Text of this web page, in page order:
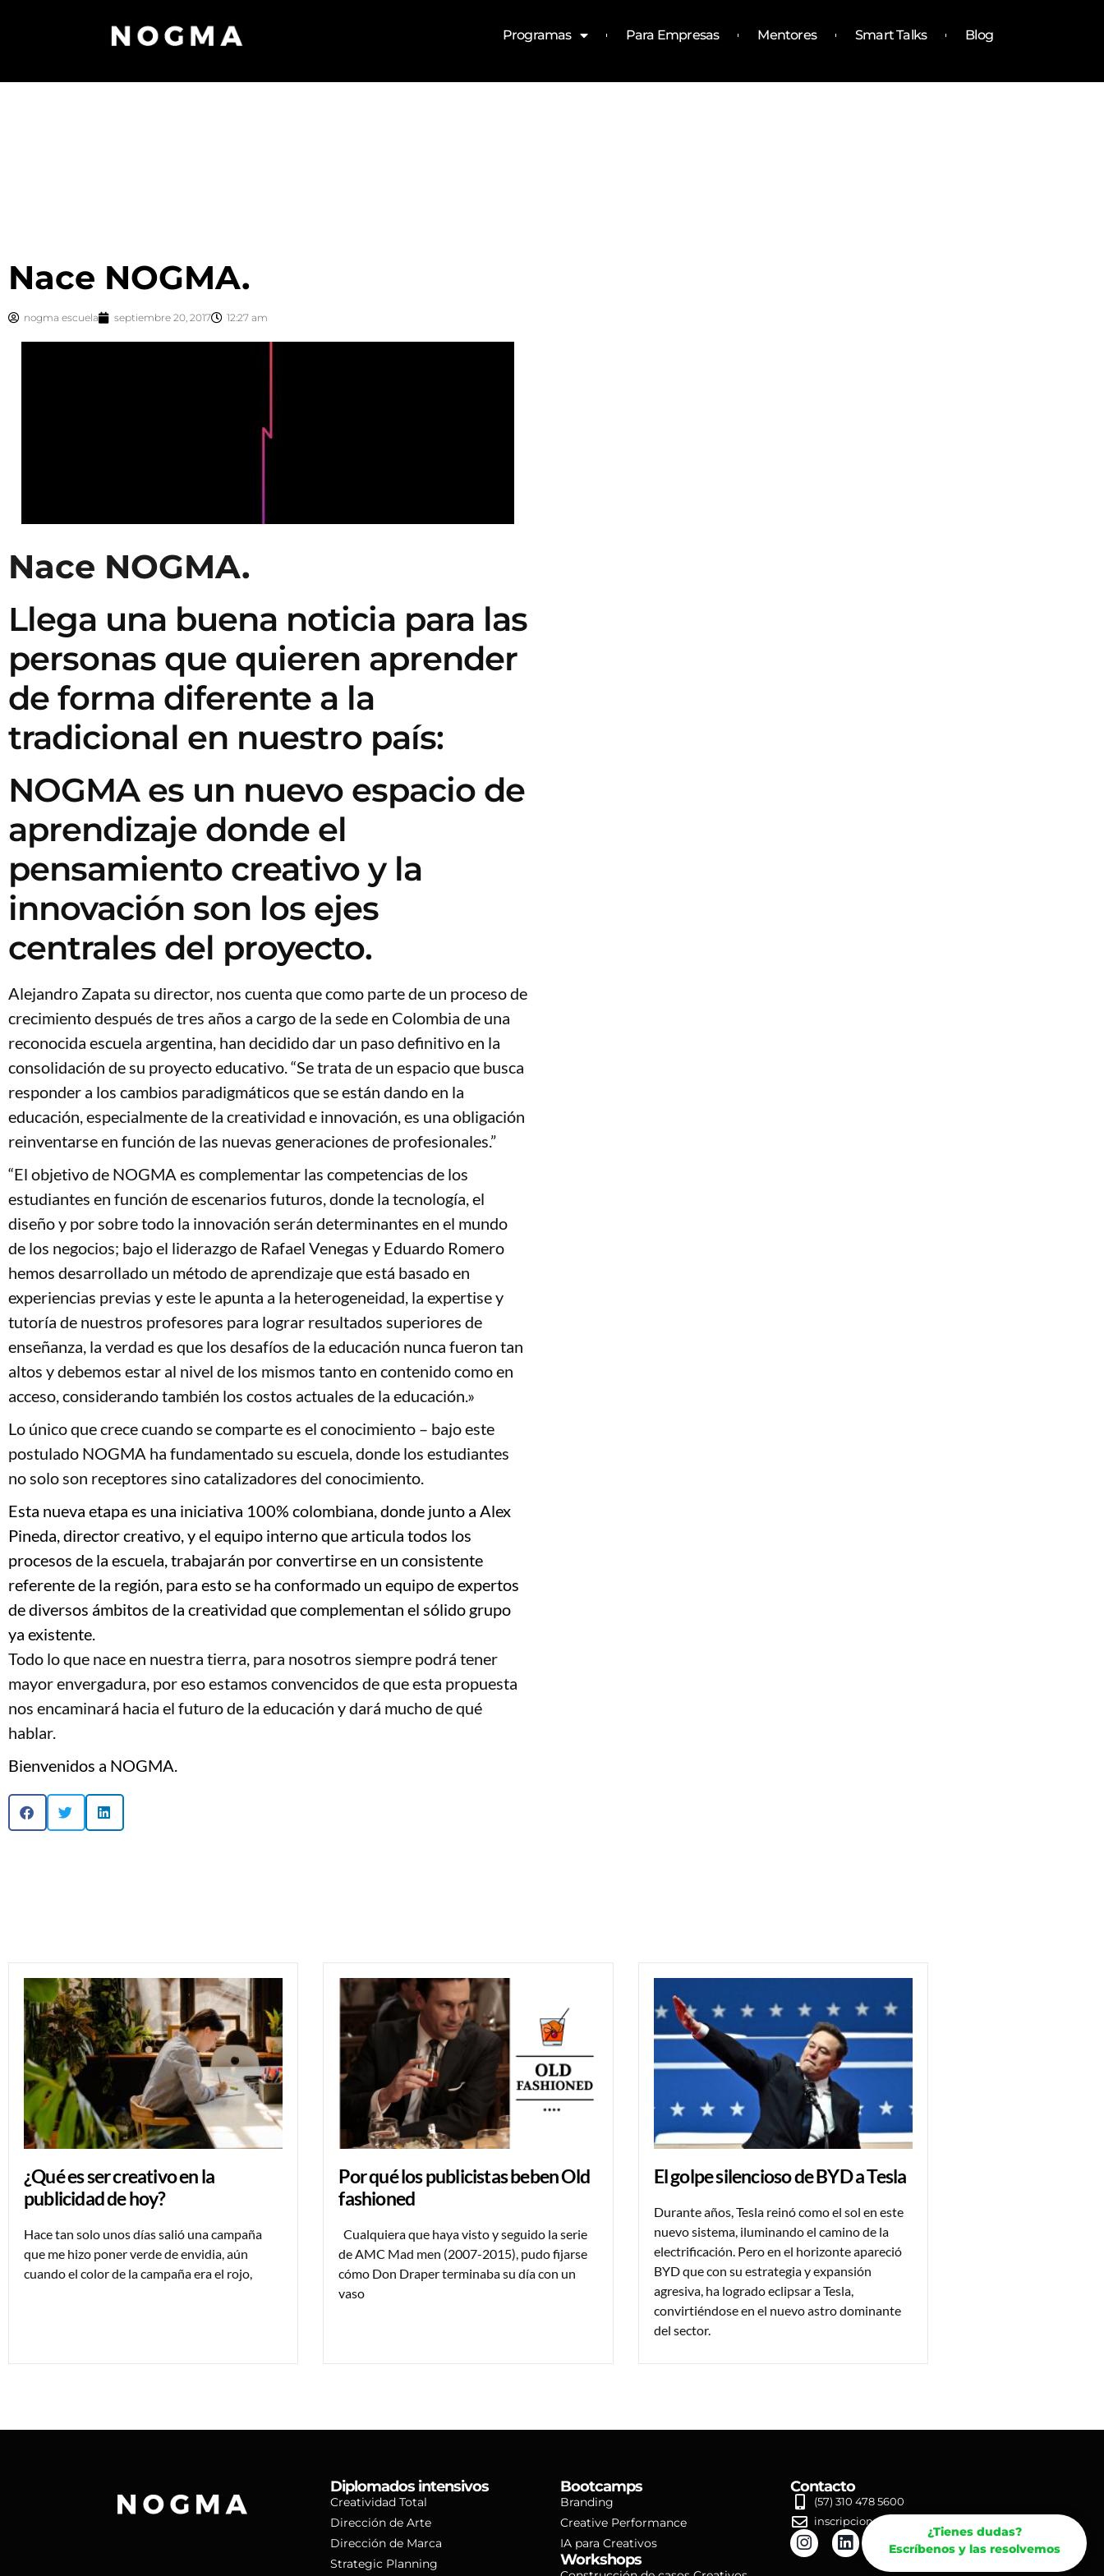
Programas Para Empresas Mentores Smart Talks Blog
Nace NOGMA.
nogma escuela septiembre 20, 2017 12:27 am
Nace NOGMA.
Llega una buena noticia para las
personas que quieren aprender
de forma diferente a la
tradicional en nuestro país:
NOGMA es un nuevo espacio de
aprendizaje donde el
pensamiento creativo y la
innovación son los ejes
centrales del proyecto.
Alejandro Zapata su director, nos cuenta que como parte de un proceso de
crecimiento después de tres años a cargo de la sede en Colombia de una
reconocida escuela argentina, han decidido dar un paso definitivo en la
consolidación de su proyecto educativo. “Se trata de un espacio que busca
responder a los cambios paradigmáticos que se están dando en la
educación, especialmente de la creatividad e innovación, es una obligación
reinventarse en función de las nuevas generaciones de profesionales.”
“El objetivo de NOGMA es complementar las competencias de los
estudiantes en función de escenarios futuros, donde la tecnología, el
diseño y por sobre todo la innovación serán determinantes en el mundo
de los negocios; bajo el liderazgo de Rafael Venegas y Eduardo Romero
hemos desarrollado un método de aprendizaje que está basado en
experiencias previas y este le apunta a la heterogeneidad, la expertise y
tutoría de nuestros profesores para lograr resultados superiores de
enseñanza, la verdad es que los desafíos de la educación nunca fueron tan
altos y debemos estar al nivel de los mismos tanto en contenido como en
acceso, considerando también los costos actuales de la educación.»
Lo único que crece cuando se comparte es el conocimiento – bajo este
postulado NOGMA ha fundamentado su escuela, donde los estudiantes
no solo son receptores sino catalizadores del conocimiento.
Esta nueva etapa es una iniciativa 100% colombiana, donde junto a Alex
Pineda, director creativo, y el equipo interno que articula todos los
procesos de la escuela, trabajarán por convertirse en un consistente
referente de la región, para esto se ha conformado un equipo de expertos
de diversos ámbitos de la creatividad que complementan el sólido grupo
ya existente.
Todo lo que nace en nuestra tierra, para nosotros siempre podrá tener
mayor envergadura, por eso estamos convencidos de que esta propuesta
nos encaminará hacia el futuro de la educación y dará mucho de qué
hablar.
Bienvenidos a NOGMA.
¿Qué es ser creativo en la
publicidad de hoy?
Hace tan solo unos días salió una campaña
que me hizo poner verde de envidia, aún
cuando el color de la campaña era el rojo,
Por qué los publicistas beben Old
fashioned
Cualquiera que haya visto y seguido la serie
de AMC Mad men (2007-2015), pudo fijarse
cómo Don Draper terminaba su día con un
vaso
El golpe silencioso de BYD a Tesla
Durante años, Tesla reinó como el sol en este
nuevo sistema, iluminando el camino de la
electrificación. Pero en el horizonte apareció
BYD que con su estrategia y expansión
agresiva, ha logrado eclipsar a Tesla,
convirtiéndose en el nuevo astro dominante
del sector.
Diplomados intensivos
Creatividad Total
Dirección de Arte
Dirección de Marca
Strategic Planning
Bootcamps
Branding
Creative Performance
IA para Creativos
Workshops
Contacto
(57) 310 478 5600
inscripciones@nogma.co
¿Tienes dudas?
Escríbenos y las resolvemos